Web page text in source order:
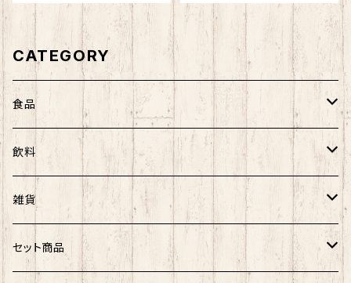
CATEGORY
食品
農海産物
菓子
菓子類
飲料
アルコール
ノンアルコール
雑貨
UTARI
セット商品